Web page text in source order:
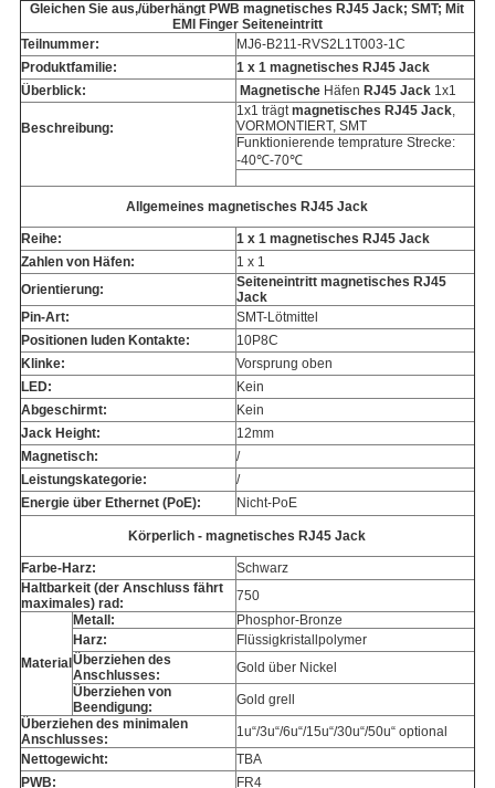
Gleichen Sie aus,/überhängt PWB magnetisches RJ45 Jack; SMT; Mit
EMI Finger Seiteneintritt
Teilnummer:
MJ6-B211-RVS2L1T003-1C
Produktfamilie:
1 x 1 magnetisches RJ45 Jack
Überblick:
MagnetischeHäfen RJ45 Jack1x1
Beschreibung:
1x1 trägtmagnetisches RJ45 Jack,
VORMONTIERT, SMT
Funktionierende temprature Strecke:
-40℃-70℃
Allgemeines magnetisches RJ45 Jack
Reihe:
1 x 1 magnetisches RJ45 Jack
Zahlen von Häfen:
1 x 1
Orientierung:
Seiteneintritt magnetisches RJ45
Jack
Pin-Art:
SMT-Lötmittel
Positionen luden Kontakte:
10P8C
Klinke:
Vorsprung oben
LED:
Kein
Abgeschirmt:
Kein
Jack Height:
12mm
Magnetisch:
/
Leistungskategorie:
/
Energie über Ethernet (PoE):
Nicht-PoE
Körperlich - magnetisches RJ45 Jack
Farbe-Harz:
Schwarz
Haltbarkeit (der Anschluss fährt
maximales) rad:
750
Material
Metall:
Phosphor-Bronze
Harz:
Flüssigkristallpolymer
Überziehen des
Anschlusses:
Gold über Nickel
Überziehen von
Beendigung:
Gold grell
Überziehen des minimalen
Anschlusses:
1u“/3u“/6u“/15u“/30u“/50u“ optional
Nettogewicht:
TBA
PWB:
FR4